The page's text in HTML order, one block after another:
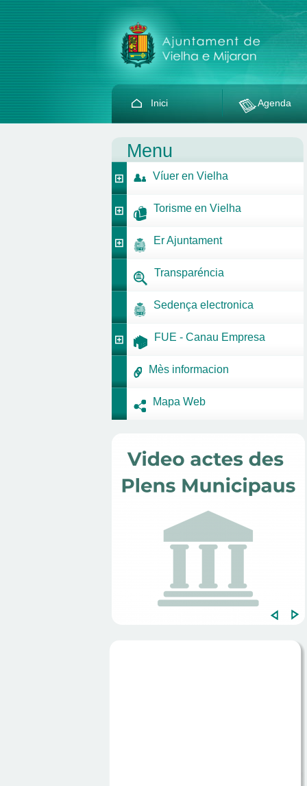
Inici Agenda
Menu
Víuer en Vielha
Torisme en Vielha
Er Ajuntament
Transparéncia
Sedença electronica
FUE - Canau Empresa
Mès informacion
Mapa Web